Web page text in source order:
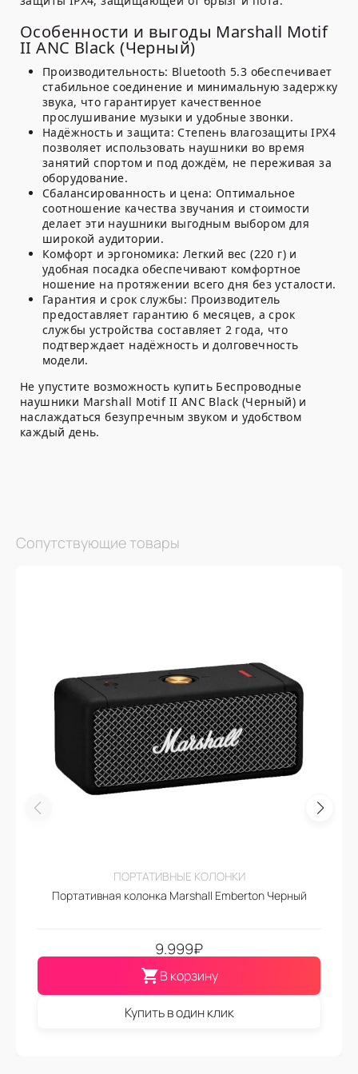
Особенности и выгоды Marshall Motif
II ANC Black (Черный)
Производительность: Bluetooth 5.3 обеспечивает
стабильное соединение и минимальную задержку
звука, что гарантирует качественное
прослушивание музыки и удобные звонки.
Надёжность и защита: Степень влагозащиты IPX4
позволяет использовать наушники во время
занятий спортом и под дождём, не переживая за
оборудование.
Сбалансированность и цена: Оптимальное
соотношение качества звучания и стоимости
делает эти наушники выгодным выбором для
широкой аудитории.
Комфорт и эргономика: Легкий вес (220 г) и
удобная посадка обеспечивают комфортное
ношение на протяжении всего дня без усталости.
Гарантия и срок службы: Производитель
предоставляет гарантию 6 месяцев, а срок
службы устройства составляет 2 года, что
подтверждает надёжность и долговечность
модели.
Не упустите возможность купить Беспроводные
наушники Marshall Motif II ANC Black (Черный) и
наслаждаться безупречным звуком и удобством
каждый день.
Сопутствующие товары
ПОРТАТИВНЫЕ КОЛОНКИ
Портативная колонка Marshall Emberton Черный
9.999₽
В корзину
Купить в один клик